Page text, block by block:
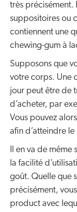
très précisément.
suppositoires ou
contiennent une
chewing-gum à
Supposons que
votre corps. Une
jour peut être de
d’acheter, par
Vous pouvez
afin d’atteindre
Il en va de même
la facilité
goût. Quelle que
précisément,
product avec